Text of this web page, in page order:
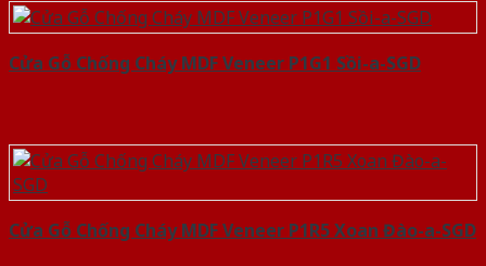
Cửa Gỗ Chống Cháy MDF Veneer P1G1 Sồi-a-SGD
Cửa Gỗ Chống Cháy MDF Veneer P1R5 Xoan Đào-a-SGD